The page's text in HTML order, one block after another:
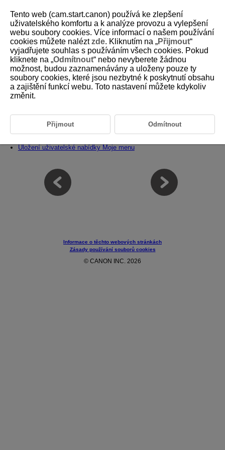
D388-234
Uživatelské funkce / Moje menu
Funkce fotoaparátu si můžete podrobně nastavit tak, aby vyhovovaly
vaším preferencím při fotografování. Položky nabídky a uživatelské
Nabídky na kartě: Uživatelské funkce
Položky nastavení uživatelských funkcí
Uložení uživatelské nabídky Moje menu
Informace o těchto webových stránkách
Zásady používání souborů cookies
© CANON INC. 2026
Tento web (cam.start.canon) používá ke zlepšení
uživatelského komfortu a k analýze provozu a vylepšení
webu soubory cookies. Více informací o našem používání
cookies můžete naléztzde. Kliknutím na „Přijmout“
vyjadřujete souhlas s používáním všech cookies. Pokud
kliknete na „Odmítnout“ nebo nevyberete žádnou
možnost, budou zaznamenávány a uloženy pouze ty
soubory cookies, které jsou nezbytné k poskytnutí obsahu
a zajištění funkcí webu. Toto nastavení můžete kdykoliv
změnit.
Přijmout Odmítnout